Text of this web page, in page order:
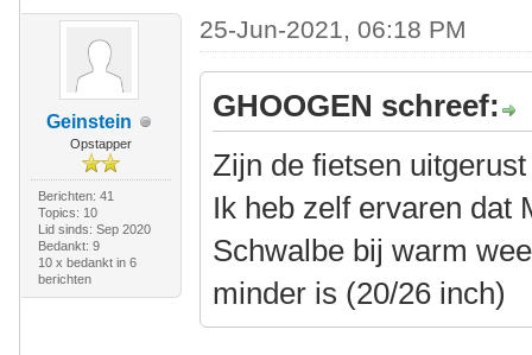
Geinstein
Opstapper
Berichten: 41
Topics: 10
Lid sinds: Sep 2020
Bedankt: 9
10 x bedankt in 6
berichten
25-Jun-2021, 06:18 PM
GHOOGEN schreef:
Zijn de fietsen
Ik heb zelf ervaren dat
Schwalbe bij warm
minder is (20/26 inch)